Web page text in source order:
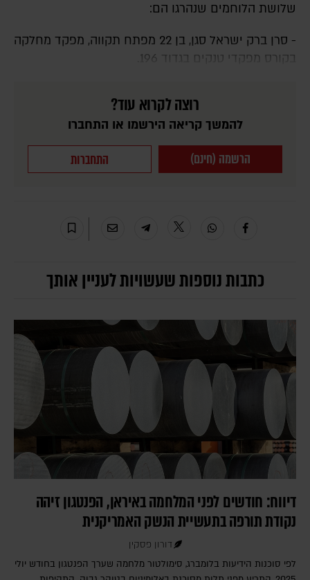
שלושת הלוחמים שנהרגו הם:
- סרן ברק ישראל סגן, בן 22 מפתח תקווה, מפקד מחלקה
בקורס מפקדי טנקים בגדוד 196.
רוצה לקרוא עוד?
להמשך קריאה הירשמו או התחברו
הרשמה (חינם) התחברות
כתבות נוספות שעשויות לעניין אותך
דיווח: חודשים לפני המלחמה באיראן, הפנטגון זיהה
נקודת תורפה בתעשיית הנשק האמריקנית
דורון פסקין
לפי סוכנות הידיעות בלומברג, סימולטור מלחמה שערך הפנטגון בחודש יולי